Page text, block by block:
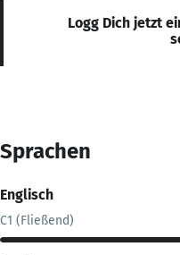
Logg Dich jetzt
Sprachen
Englisch
C1 (Fließend)